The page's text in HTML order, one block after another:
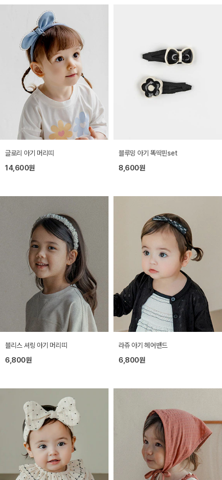
글로리 아기 머리띠
14,600원
블루밍 아기 똑딱핀set
8,600원
블리스 셔링 아기 머리띠
6,800원
라쥬 아기 헤어밴드
6,800원